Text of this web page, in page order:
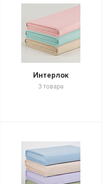
Интерлок
3 товара